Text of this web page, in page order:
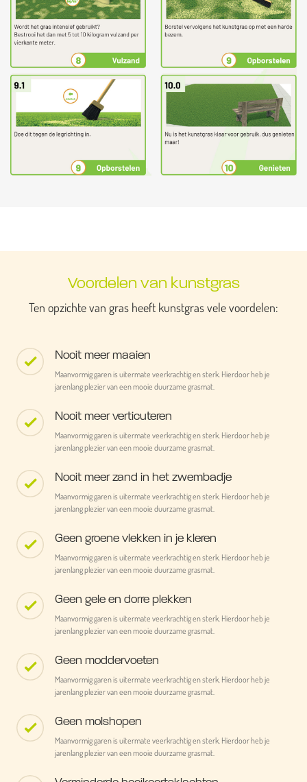
Voordelen van kunstgras
Ten opzichte van gras heeft kunstgras vele voordelen:
Nooit meer maaien
Maanvormig garen is uitermate veerkrachtig en sterk. Hierdoor heb je
jarenlang plezier van een mooie duurzame grasmat.
Nooit meer verticuteren
Maanvormig garen is uitermate veerkrachtig en sterk. Hierdoor heb je
jarenlang plezier van een mooie duurzame grasmat.
Nooit meer zand in het zwembadje
Maanvormig garen is uitermate veerkrachtig en sterk. Hierdoor heb je
jarenlang plezier van een mooie duurzame grasmat.
Geen groene vlekken in je kleren
Maanvormig garen is uitermate veerkrachtig en sterk. Hierdoor heb je
jarenlang plezier van een mooie duurzame grasmat.
Geen gele en dorre plekken
Maanvormig garen is uitermate veerkrachtig en sterk. Hierdoor heb je
jarenlang plezier van een mooie duurzame grasmat.
Geen moddervoeten
Maanvormig garen is uitermate veerkrachtig en sterk. Hierdoor heb je
jarenlang plezier van een mooie duurzame grasmat.
Geen molshopen
Maanvormig garen is uitermate veerkrachtig en sterk. Hierdoor heb je
jarenlang plezier van een mooie duurzame grasmat.